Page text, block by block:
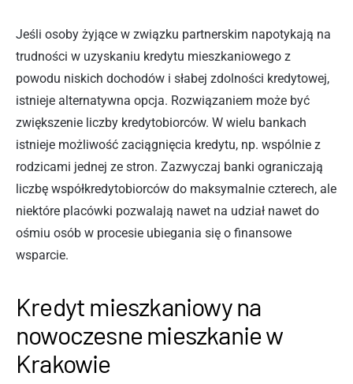
Jeśli osoby żyjące w związku partnerskim napotykają na
trudności w uzyskaniu kredytu mieszkaniowego z
powodu niskich dochodów i słabej zdolności kredytowej,
istnieje alternatywna opcja. Rozwiązaniem może być
zwiększenie liczby kredytobiorców. W wielu bankach
istnieje możliwość zaciągnięcia kredytu, np. wspólnie z
rodzicami jednej ze stron. Zazwyczaj banki ograniczają
liczbę współkredytobiorców do maksymalnie czterech, ale
niektóre placówki pozwalają nawet na udział nawet do
ośmiu osób w procesie ubiegania się o finansowe
wsparcie.
Kredyt mieszkaniowy na
nowoczesne mieszkanie w
Krakowie